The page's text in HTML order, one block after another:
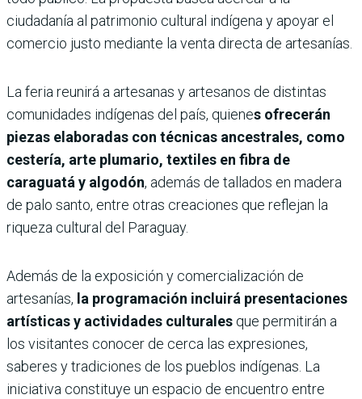
ciudadanía al patrimonio cultural indígena y apoyar el
comercio justo mediante la venta directa de artesanías.
La feria reunirá a artesanas y artesanos de distintas
comunidades indígenas del país, quienes ofrecerán
piezas elaboradas con técnicas ancestrales, como
cestería, arte plumario, textiles en fibra de
caraguatá y algodón, además de tallados en madera
de palo santo, entre otras creaciones que reflejan la
riqueza cultural del Paraguay.
Además de la exposición y comercialización de
artesanías, la programación incluirá presentaciones
artísticas y actividades culturales que permitirán a
los visitantes conocer de cerca las expresiones,
saberes y tradiciones de los pueblos indígenas. La
iniciativa constituye un espacio de encuentro entre